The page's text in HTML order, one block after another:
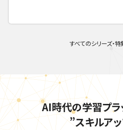
すべてのシリーズ・
AI時代の学習プラ
”スキルア